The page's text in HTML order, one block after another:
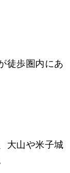
徒歩圏内にあ
大山や米子城